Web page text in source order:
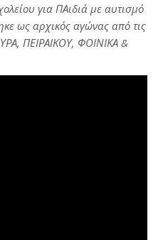
για ΠΑιδιά με αυτισμό
ως αρχικός αγώνας από τις
ΠΕΙΡΑΙΚΟΥ, ΦΟΙΝΙΚΑ &